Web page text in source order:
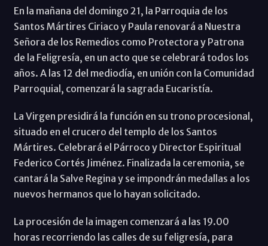
En la mañana del domingo 21, la Parroquia de los
Santos Mártires Ciriaco y Paula renovará a Nuestra
Señora de los Remedios como Protectora y Patrona
de la Feligresía, en un acto que se celebrará todos los
años. A las 12 del mediodía, en unión con la Comunidad
Parroquial, comenzará la sagrada Eucaristía.
La Virgen presidirá la función en su trono procesional,
situado en el crucero del templo de los Santos
Mártires. Celebrará el Párroco y Director Espiritual
Federico Cortés Jiménez. Finalizada la ceremonia, se
cantará la Salve Regina y se impondrán medallas a los
nuevos hermanos que lo hayan solicitado.
La procesión de la imagen comenzará a las 19.00
horas recorriendo las calles de su feligresía, para